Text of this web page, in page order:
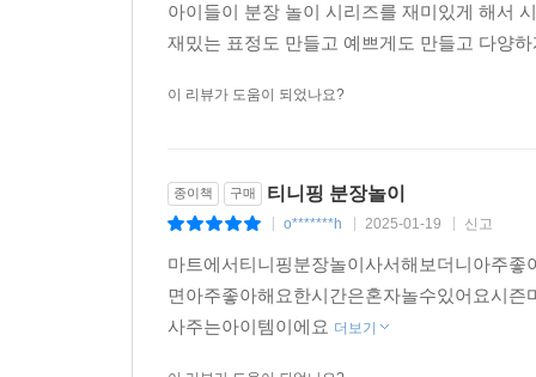
아이들이 분장 놀이 시리즈를 재미있게 해서
재밌는 표정도 만들고 예쁘게도 만들고 다양
이 리뷰가 도움이 되었나요?
종이책 구매 티니핑 분장놀이
o*******h 2025-01-19 신고
마트에서티니핑분장놀이사서해보더니아주
면아주좋아해요한시간은혼자놀수있어요시
사주는아이템이에요 더보기